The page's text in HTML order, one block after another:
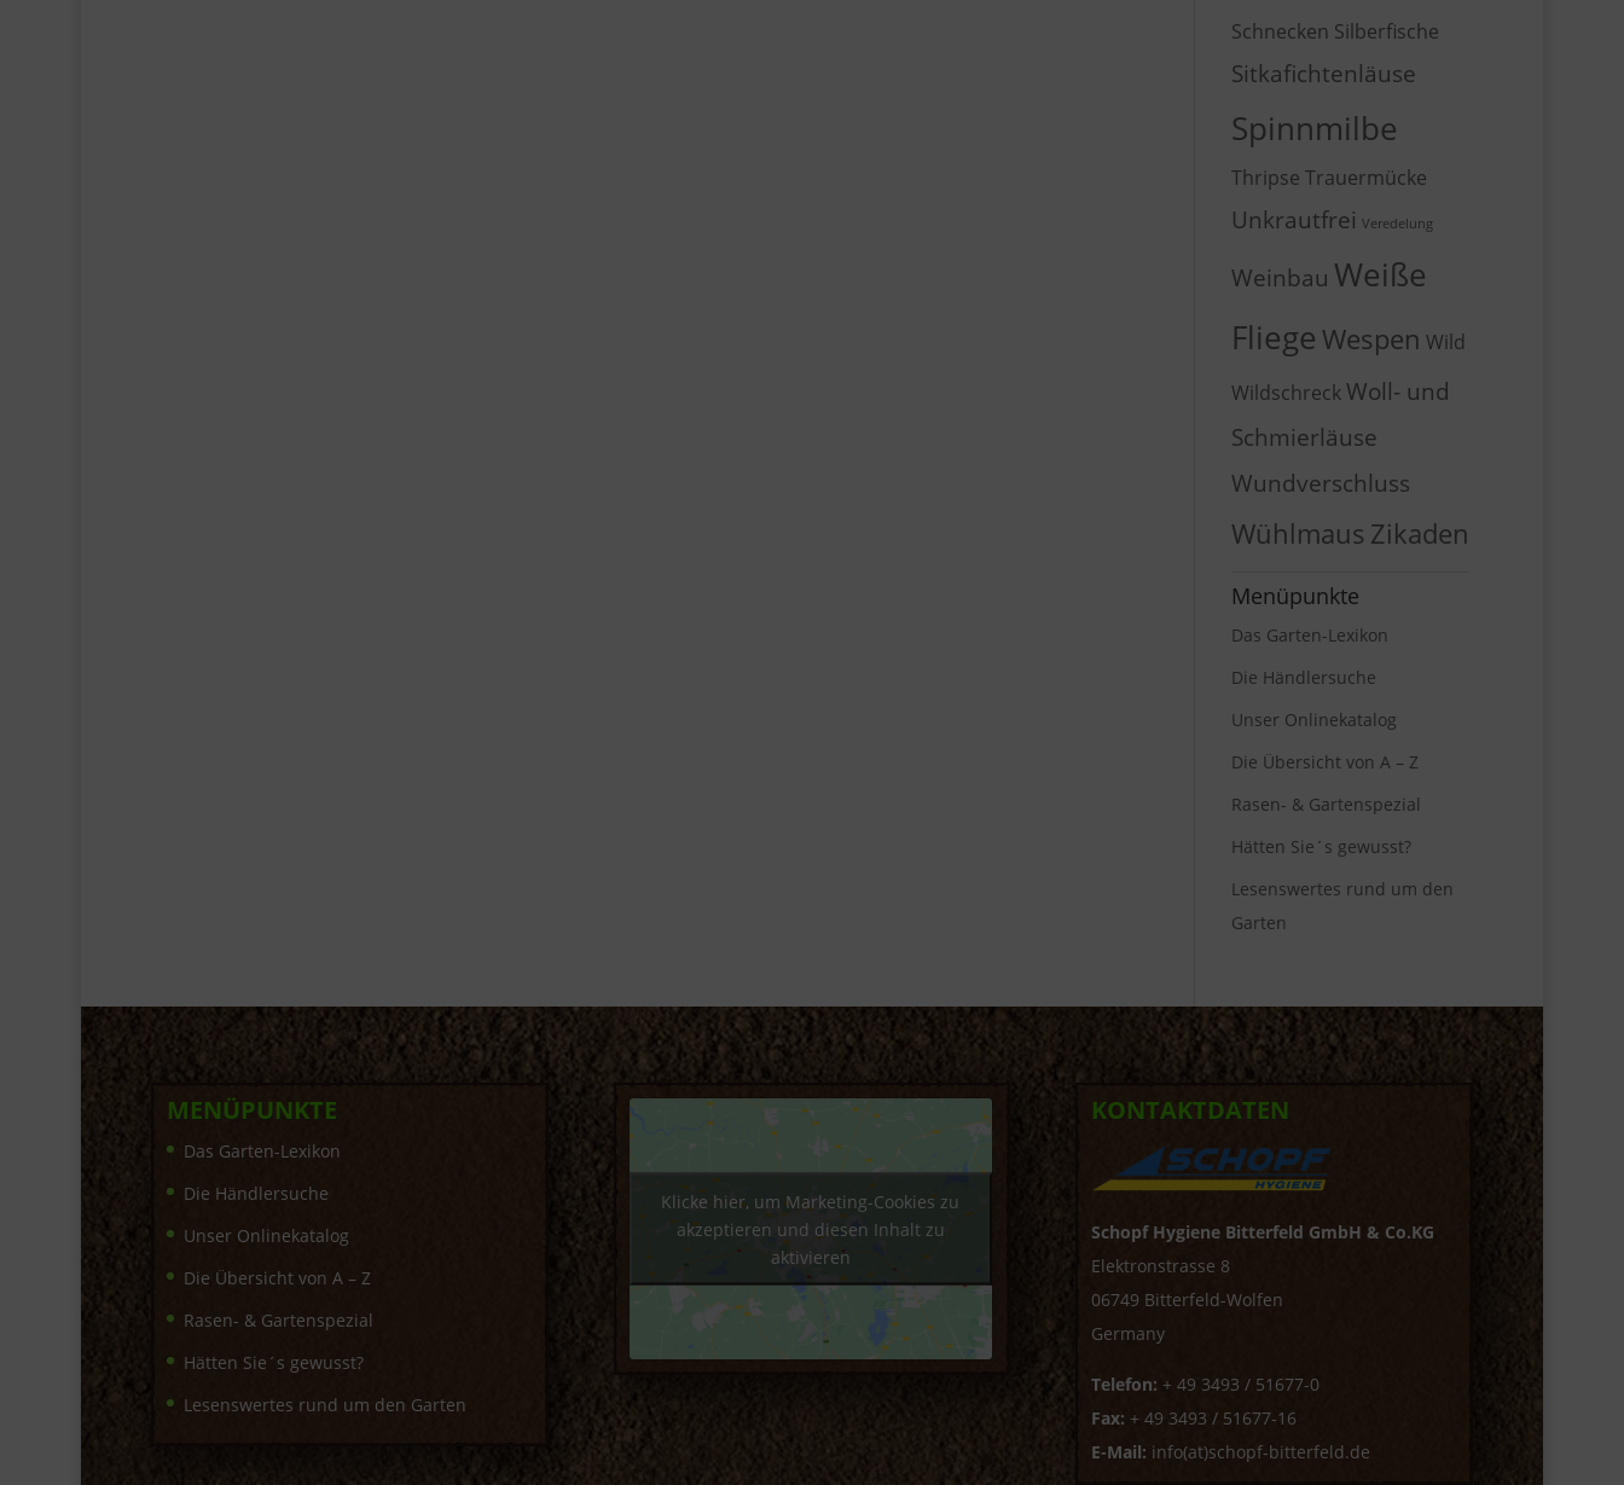
Schnecken Silberfische
Sitkafichtenläuse
Spinnmilbe
Thripse Trauermücke
Unkrautfrei Veredelung
Weinbau Weiße
Fliege Wespen Wild
WildschreckWoll- und
Schmierläuse
Wundverschluss
Wühlmaus Zikaden
Menüpunkte
Das Garten-Lexikon
Die Händlersuche
Unser Onlinekatalog
Die Übersicht von A – Z
Rasen- & Gartenspezial
Hätten Sie´s gewusst?
Lesenswertes rund um den
Garten
MENÜPUNKTE
Das Garten-Lexikon
Die Händlersuche
Unser Onlinekatalog
Die Übersicht von A – Z
Rasen- & Gartenspezial
Hätten Sie´s gewusst?
Lesenswertes rund um den Garten
Klicke hier, um Marketing-Cookies zu
akzeptieren und diesen Inhalt zu
aktivieren
KONTAKTDATEN
Schopf Hygiene Bitterfeld GmbH & Co.KG
Elektronstrasse 8
06749 Bitterfeld-Wolfen
Germany
Telefon: + 49 3493 / 51677-0
Fax: + 49 3493 / 51677-16
E-Mail: info(at)schopf-bitterfeld.de